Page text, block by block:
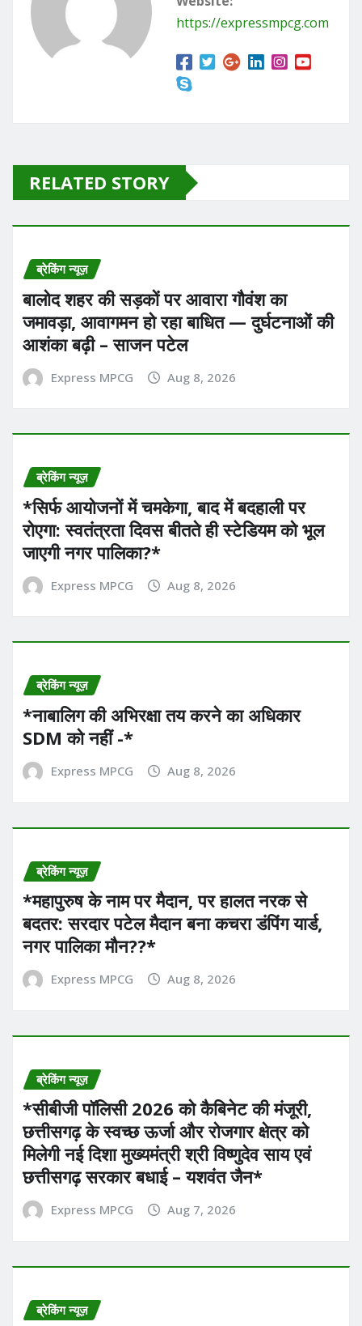
o
k
https://expressmpcg.com
RELATED STORY
ब्रेकिंग न्यूज़
बालोद शहर की सड़कों पर आवारा गौवंश का
जमावड़ा, आवागमन हो रहा बाधित — दुर्घटनाओं की
आशंका बढ़ी – साजन पटेल
Express MPCG Aug 8, 2026
ब्रेकिंग न्यूज़
*सिर्फ आयोजनों में चमकेगा, बाद में बदहाली पर
रोएगा: स्वतंत्रता दिवस बीतते ही स्टेडियम को भूल
जाएगी नगर पालिका?*
Express MPCG Aug 8, 2026
ब्रेकिंग न्यूज़
*नाबालिग की अभिरक्षा तय करने का अधिकार
SDM को नहीं -*
Express MPCG Aug 8, 2026
ब्रेकिंग न्यूज़
*महापुरुष के नाम पर मैदान, पर हालत नरक से
बदतर: सरदार पटेल मैदान बना कचरा डंपिंग यार्ड,
नगर पालिका मौन??*
Express MPCG Aug 8, 2026
ब्रेकिंग न्यूज़
*सीबीजी पॉलिसी 2026 को कैबिनेट की मंजूरी,
छत्तीसगढ़ के स्वच्छ ऊर्जा और रोजगार क्षेत्र को
मिलेगी नई दिशा मुख्यमंत्री श्री विष्णुदेव साय एवं
छत्तीसगढ़ सरकार बधाई – यशवंत जैन*
Express MPCG Aug 7, 2026
ब्रेकिंग न्यूज़